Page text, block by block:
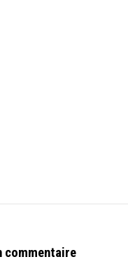
commentaire